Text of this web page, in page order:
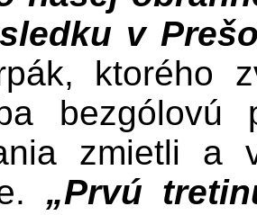
v
ktorého
zmietli a
„Prvú